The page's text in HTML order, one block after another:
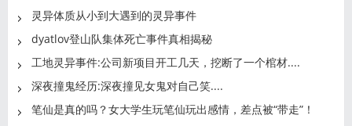
探
灵异体质从小到大遇到的灵异事件
dyatlov登山队集体死亡事件真相揭秘
工地灵异事件:公司新项目开工几天，挖断了一个棺材....
深夜撞鬼经历:深夜撞见女鬼对自己笑....
笔仙是真的吗？女大学生玩笔仙玩出感情，差点被“带走”！